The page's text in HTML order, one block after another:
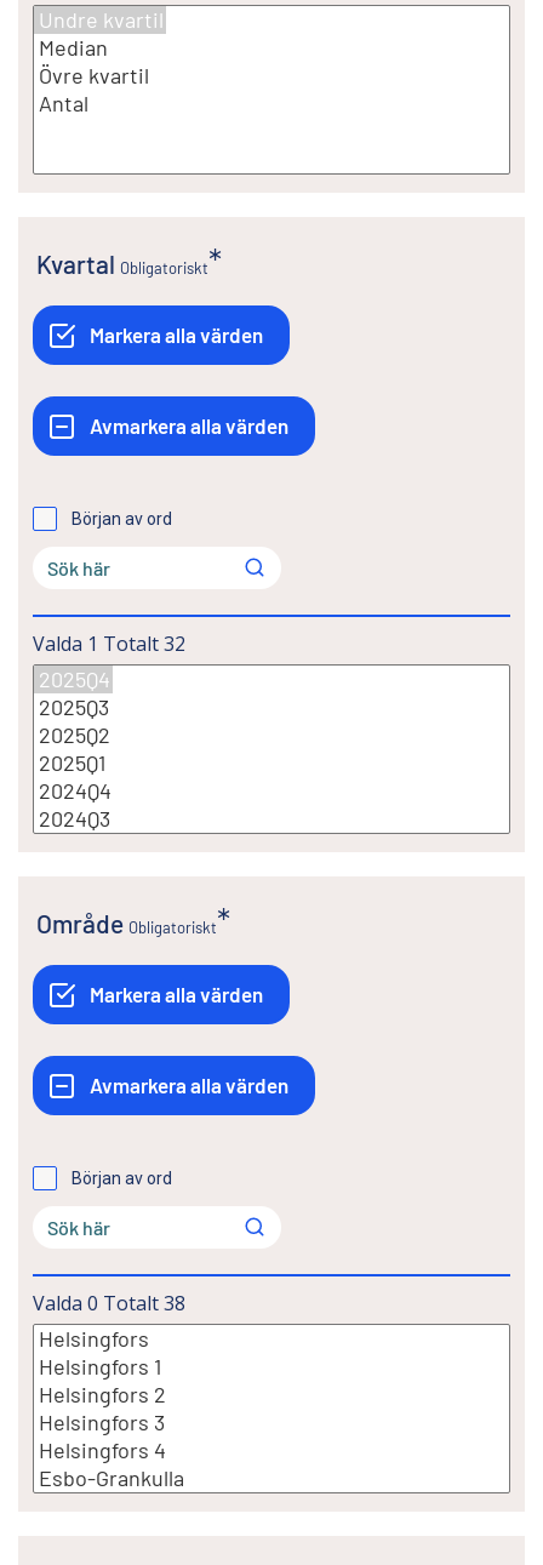
Kvartal Obligatoriskt
Början av ord
Valda 1 Totalt32
Område Obligatoriskt
Början av ord
Valda 0 Totalt38